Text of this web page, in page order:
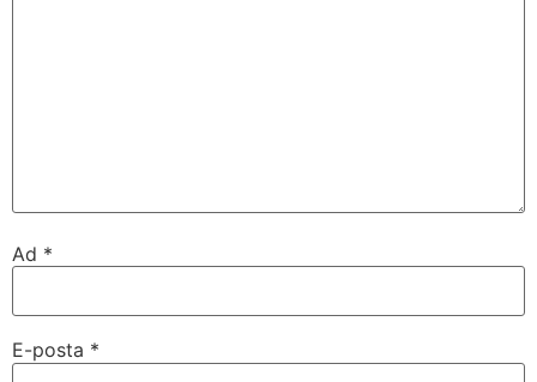
Ad *
E-posta *